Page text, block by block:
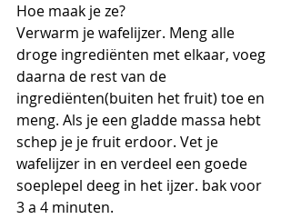
Hoe maak je ze?
Verwarm je wafelijzer. Meng alle
droge ingrediënten met elkaar, voeg
daarna de rest van de
ingrediënten(buiten het fruit) toe en
meng. Als je een gladde massa hebt
schep je je fruit erdoor. Vet je
wafelijzer in en verdeel een goede
soeplepel deeg in het ijzer. bak voor
3 a 4 minuten.